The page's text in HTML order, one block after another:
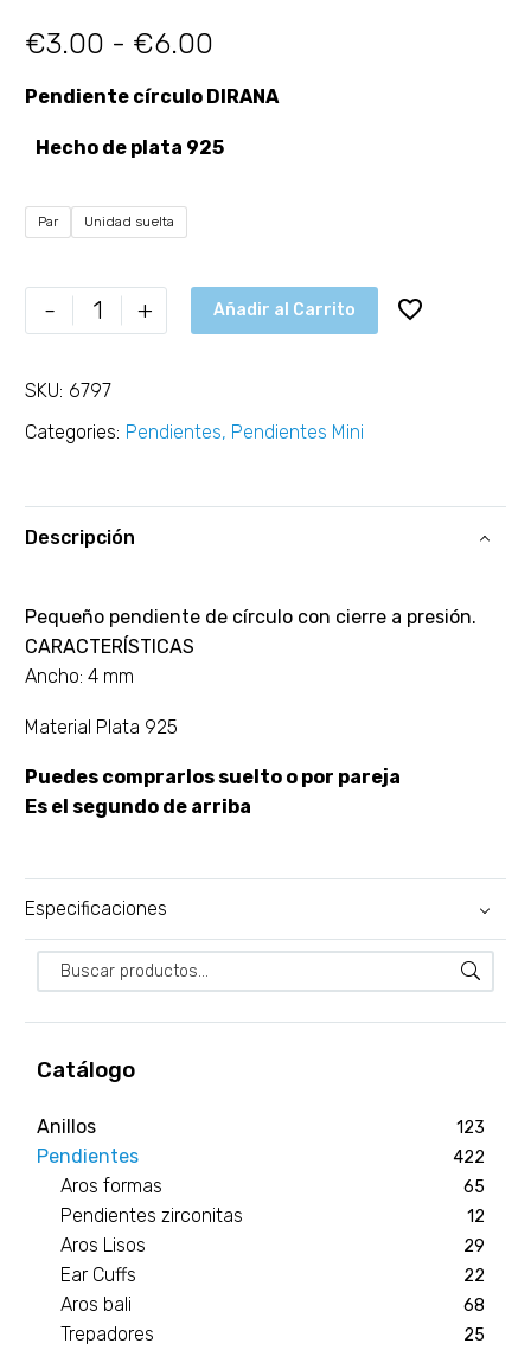
Catálogo
Anillos 123
Pendientes 422
Aros formas 65
Pendientes zirconitas 12
Aros Lisos 29
Ear Cuffs 22
Aros bali 68
Trepadores 25
€3.00 - €6.00
Pendiente círculo DIRANA
Hecho de plata 925
Par Unidad suelta
- + Añadir al Carrito
SKU: 6797
Categories: Pendientes, Pendientes Mini
Descripción
Pequeño pendiente de círculo con cierre a presión.
CARACTERÍSTICAS
Ancho: 4 mm
Material Plata 925
Puedes comprarlos suelto o por pareja
Es el segundo de arriba
Especificaciones